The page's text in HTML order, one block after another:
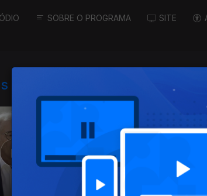
SOBRE O PROGRAMA SITE
disponíveis